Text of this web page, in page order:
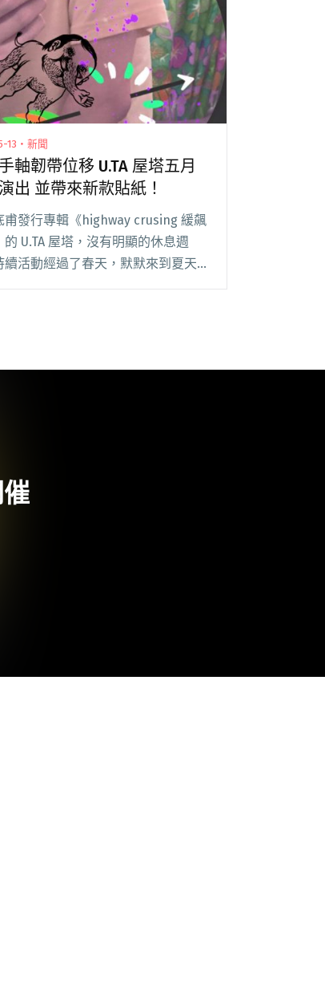
13・新聞
軸韌帶位移 U.TA 屋塔五月
出 並帶來新款貼紙！
甫發行專輯《highway crusing 緩飆
的 U.TA 屋塔，沒有明顯的休息週
續活動經過了春天，默默來到夏天，
月份仍排著一檔檔的演出，今日早先
貼紙！"